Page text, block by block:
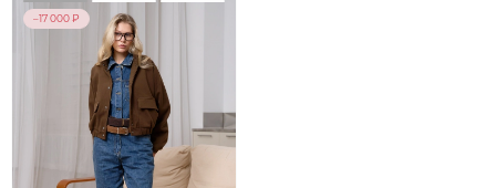
–17 000 ₽